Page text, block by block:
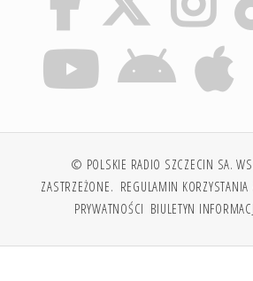
© POLSKIE RADIO SZCZECIN SA.
ZASTRZEŻONE. REGULAMIN KORZYSTANIA
PRYWATNOŚCI BIULETYN